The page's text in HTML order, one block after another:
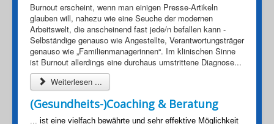
Burnout erscheint, wenn man einigen Presse-Artikeln
glauben will, nahezu wie eine Seuche der modernen
Arbeitswelt, die anscheinend fast jede/n befallen kann -
Selbständige genauso wie Angestellte, Verantwortungsträger
genauso wie „Familienmanagerinnen“. Im klinischen Sinne
ist Burnout allerdings eine durchaus umstrittene Diagnose...
Weiterlesen ...
(Gesundheits-)Coaching & Beratung
... ist eine vielfach bewährte und sehr effektive Möglichkeit